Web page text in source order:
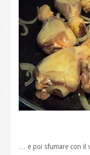
… e poi sfumare con il